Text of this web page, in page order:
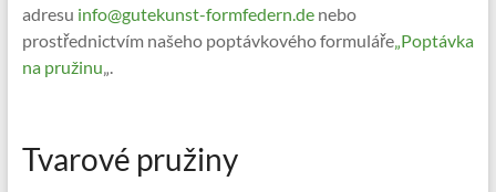
adresu info@gutekunst-formfedern.denebo
prostřednictvím našeho poptávkového formuláře„Poptávka
na pružinu„.
Tvarové pružiny